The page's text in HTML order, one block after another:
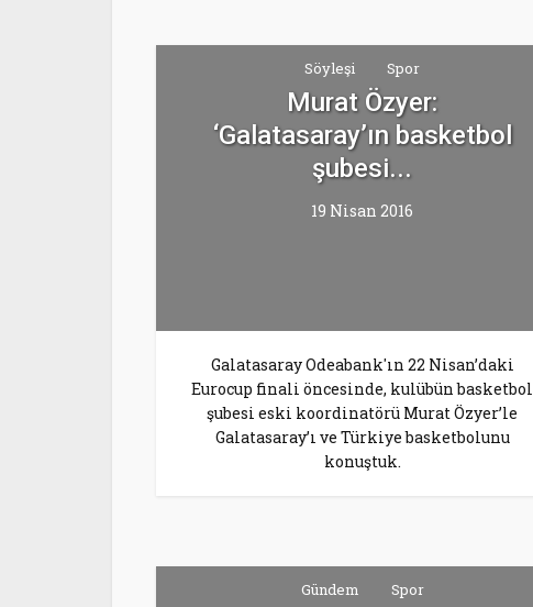
Söyleşi Spor
Murat Özyer:
‘Galatasaray’ın basketbol
şubesi...
19 Nisan 2016
Galatasaray Odeabank'ın 22 Nisan’daki
Eurocup finali öncesinde, kulübün basketbol
şubesi eski koordinatörü Murat Özyer’le
Galatasaray’ı ve Türkiye basketbolunu
konuştuk.
Gündem Spor